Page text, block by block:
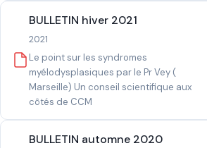
BULLETIN hiver 2021
2021
Le point sur les syndromes
myélodysplasiques par le Pr Vey (
Marseille) Un conseil scientifique aux
côtés de CCM
BULLETIN automne 2020